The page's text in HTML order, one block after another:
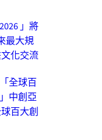
」將
最大規
化交流
全球百
中創亞
百大創